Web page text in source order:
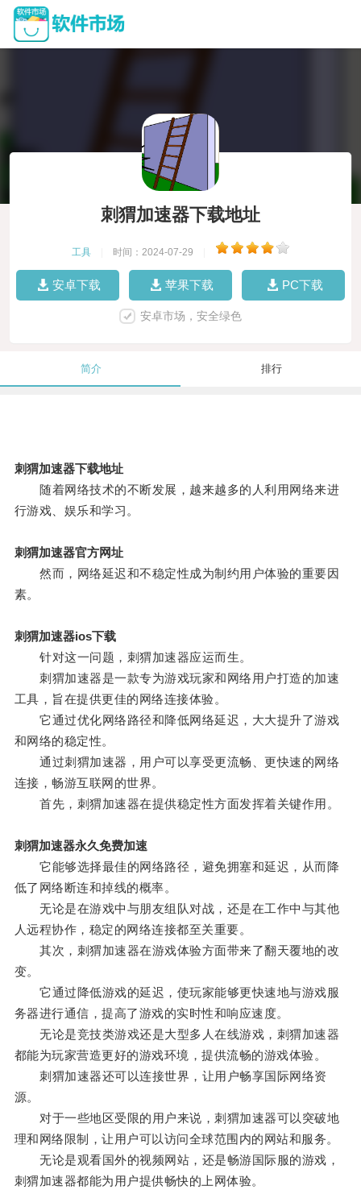
刺猬加速器下载地址
工具 时间：2024-07-29
安卓下载 苹果下载 PC下载
安卓市场，安全绿色
简介 排行
刺猬加速器下载地址
随着网络技术的不断发展，越来越多的人利用网络来进
行游戏、娱乐和学习。
刺猬加速器官方网址
然而，网络延迟和不稳定性成为制约用户体验的重要因
素。
刺猬加速器ios下载
针对这一问题，刺猬加速器应运而生。
刺猬加速器是一款专为游戏玩家和网络用户打造的加速
工具，旨在提供更佳的网络连接体验。
它通过优化网络路径和降低网络延迟，大大提升了游戏
和网络的稳定性。
通过刺猬加速器，用户可以享受更流畅、更快速的网络
连接，畅游互联网的世界。
首先，刺猬加速器在提供稳定性方面发挥着关键作用。
刺猬加速器永久免费加速
它能够选择最佳的网络路径，避免拥塞和延迟，从而降
低了网络断连和掉线的概率。
无论是在游戏中与朋友组队对战，还是在工作中与其他
人远程协作，稳定的网络连接都至关重要。
其次，刺猬加速器在游戏体验方面带来了翻天覆地的改
变。
它通过降低游戏的延迟，使玩家能够更快速地与游戏服
务器进行通信，提高了游戏的实时性和响应速度。
无论是竞技类游戏还是大型多人在线游戏，刺猬加速器
都能为玩家营造更好的游戏环境，提供流畅的游戏体验。
刺猬加速器还可以连接世界，让用户畅享国际网络资
源。
对于一些地区受限的用户来说，刺猬加速器可以突破地
理和网络限制，让用户可以访问全球范围内的网站和服务。
无论是观看国外的视频网站，还是畅游国际服的游戏，
刺猬加速器都能为用户提供畅快的上网体验。